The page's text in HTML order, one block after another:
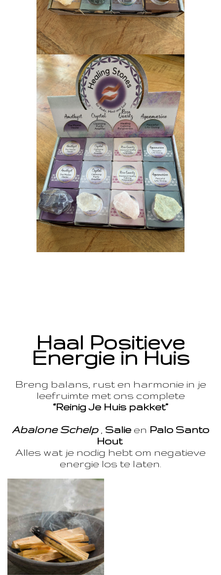
Haal Positieve
Energie in Huis
Breng balans, rust en harmonie in je
leefruimte met ons complete
“Reinig Je Huis pakket”
Abalone Schelp, Salie en Palo Santo
Hout
Alles wat je nodig hebt om negatieve
energie los te laten.